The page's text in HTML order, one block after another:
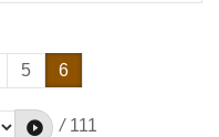
5 6
/ 111